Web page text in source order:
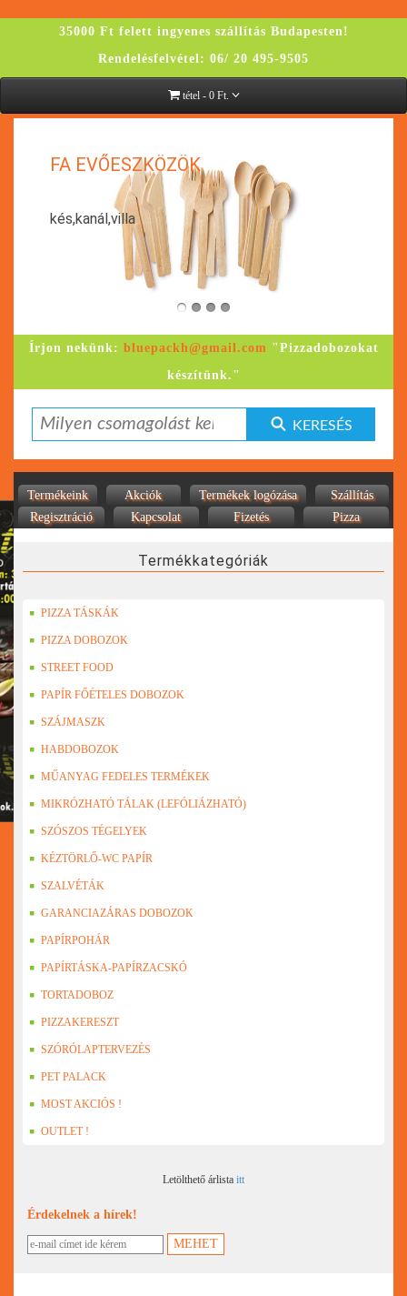
35000 Ft felett ingyenes szállítás Budapesten!
Rendelésfelvétel: 06/ 20 495-9505
tétel - 0 Ft.
FA EVŐESZKÖZÖK
kés,kanál,villa
Írjon nekünk: bluepackh@gmail.com "Pizzadobozokat
készítünk."
KERESÉS
Termékeink Akciók Termékek logózása
Szállítás
Regisztráció
Kapcsolat Fizetés Pizza
Termékkategóriák
PIZZA TÁSKÁK
PIZZA DOBOZOK
STREET FOOD
PAPÍR FŐÉTELES DOBOZOK
SZÁJMASZK
HABDOBOZOK
MŰANYAG FEDELES TERMÉKEK
MIKRÓZHATÓ TÁLAK (LEFÓLIÁZHATÓ)
SZÓSZOS TÉGELYEK
KÉZTÖRLŐ-WC PAPÍR
SZALVÉTÁK
GARANCIAZÁRAS DOBOZOK
PAPÍRPOHÁR
PAPÍRTÁSKA-PAPÍRZACSKÓ
TORTADOBOZ
PIZZAKERESZT
SZÓRÓLAPTERVEZÉS
PET PALACK
MOST AKCIÓS !
OUTLET !
Letölthető árlista itt
Érdekelnek a hírek!